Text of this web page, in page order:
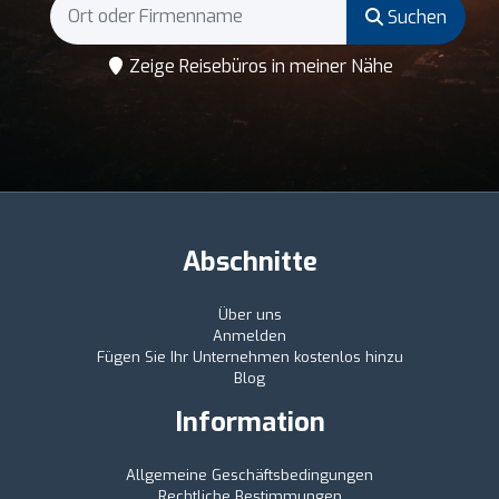
Suchen
Zeige Reisebüros in meiner Nähe
Abschnitte
Über uns
Anmelden
Fügen Sie Ihr Unternehmen kostenlos hinzu
Blog
Information
Allgemeine Geschäftsbedingungen